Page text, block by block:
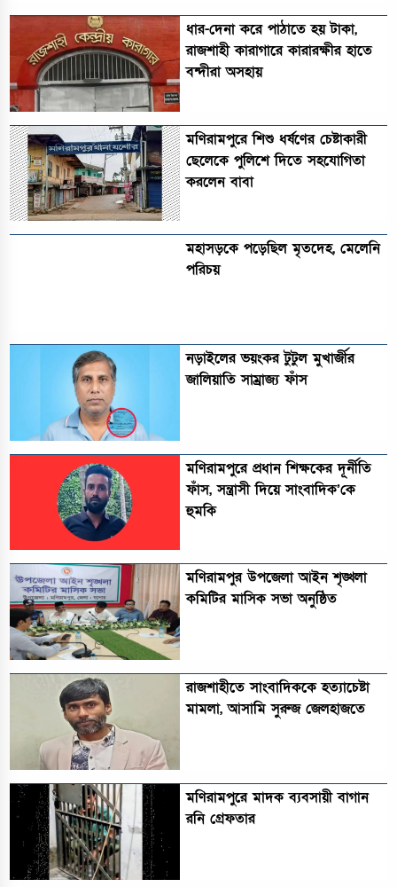
ধার-দেনা করে পাঠাতে হয় টাকা,
রাজশাহী কারাগারে কারারক্ষীর হাতে
বন্দীরা অসহায়
মণিরামপুরে শিশু ধর্ষণের চেষ্টাকারী
ছেলেকে পুলিশে দিতে সহযোগিতা
করলেন বাবা
মহাসড়কে পড়েছিল মৃতদেহ, মেলেনি
পরিচয়
নড়াইলের ভয়ংকর টুটুল মুখার্জীর
জালিয়াতি সাম্রাজ্য ফাঁস
মণিরামপুরে প্রধান শিক্ষকের দূর্নীতি
ফাঁস, সন্ত্রাসী দিয়ে সাংবাদিক’কে
হুমকি
মণিরামপুর উপজেলা আইন শৃঙ্খলা
কমিটির মাসিক সভা অনুষ্ঠিত‎‎
রাজশাহীতে সাংবাদিককে হত্যাচেষ্টা
মামলা, আসামি সুরুজ জেলহাজতে
মণিরামপুরে মাদক ব্যবসায়ী বাগান
রনি গ্রেফতার